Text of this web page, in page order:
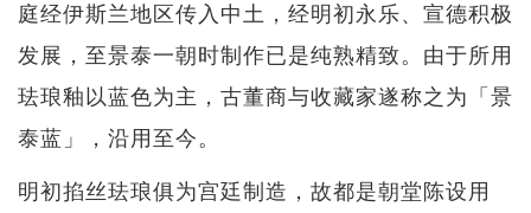
庭经伊斯兰地区传入中土，经明初永乐、宣德积极
发展，至景泰一朝时制作已是纯熟精致。由于所用
珐琅釉以蓝色为主，古董商与收藏家遂称之为「景
泰蓝」，沿用至今。
明初掐丝珐琅俱为宫廷制造，故都是朝堂陈设用